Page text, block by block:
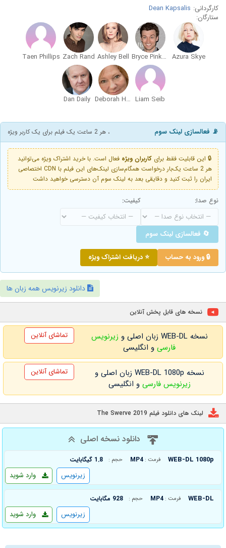
کارگردانی: Dean Kapsalis
ستارگان:
Azura Skye
Bryce Pinkham
Ashley Bell
Zach Rand
Taen Phillips
Liam Seib
Deborah Hedwall
Dan Daily
📡 فعالسازی لینک سوم ، هر 2 ساعت یک فیلم برای یک کاربر ویژه
🔒 این قابلیت فقط برای کاربران ویژه فعال است. با خرید اشتراک ویژه می‌توانید
هر 2 ساعت یک‌بار درخواست همگام‌سازی لینک‌های این فیلم با CDN اختصاصی
ایران را ثبت کنید و دقایقی بعد به لینک سوم آن دسترسی خواهید داشت
نوع صدا: کیفیت:
🔄 فعالسازی لینک سوم
🔒 ورود به حساب ⭐ دریافت اشتراک ویژه
دانلود زیرنویس همه زبان ها
نسخه های قابل پخش آنلاین
نسخه WEB-DL زبان اصلی و
زیرنویس
فارسیو انگلیسی
تماشای آنلاین
نسخه WEB-DL 1080p زبان اصلی و
زیرنویس فارسی و انگلیسی
تماشای آنلاین
لینک های دانلود فیلم The Swerve 2019
دانلود نسخه اصلی
WEB-DL 1080p فرمت : MP4 حجم : 1.8 گیگابایت
وارد شوید زیرنویس
WEB-DL فرمت : MP4 حجم : 928 مگابایت
وارد شوید زیرنویس